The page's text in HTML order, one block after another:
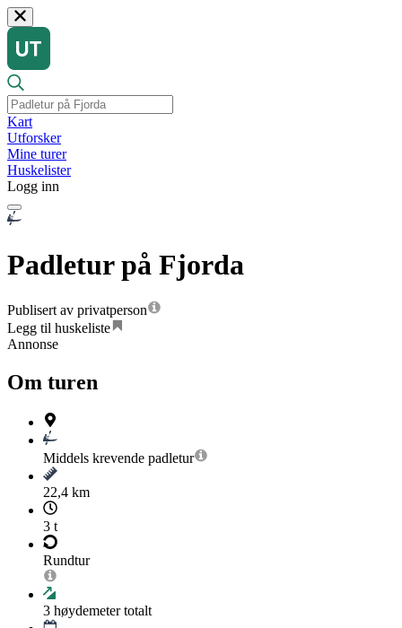
Kart
Utforsker
Mine turer
Huskelister
Logg inn
Padletur på Fjorda
Publisert av privatperson
Legg til huskeliste
Annonse
Om turen
Middels krevende padletur
22,4 km
3 t
Rundtur
3 høydemeter totalt